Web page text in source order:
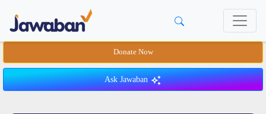
Donate Now
Ask Jawaban